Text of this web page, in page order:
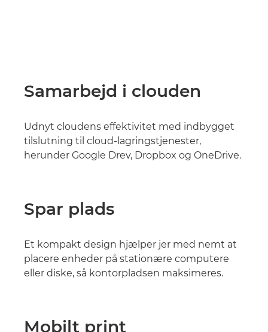
Samarbejd i clouden
Udnyt cloudens effektivitet med indbygget
tilslutning til cloud-lagringstjenester,
herunder Google Drev, Dropbox og OneDrive.
Spar plads
Et kompakt design hjælper jer med nemt at
placere enheder på stationære computere
eller diske, så kontorpladsen maksimeres.
Mobilt print